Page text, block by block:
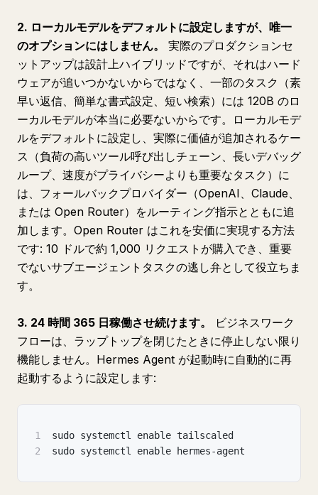
2. ローカルモデルをデフォルトに設定しますが、唯一
のオプションにはしません。
実際のプロダクションセ
ットアップは設計上ハイブリッドですが、それはハード
ウェアが追いつかないからではなく、一部のタスク（素
早い返信、簡単な書式設定、短い検索）には 120B のロ
ーカルモデルが本当に必要ないからです。ローカルモデ
ルをデフォルトに設定し、実際に価値が追加されるケー
ス（負荷の高いツール呼び出しチェーン、長いデバッグ
ループ、速度がプライバシーよりも重要なタスク）に
は、フォールバックプロバイダー（OpenAI、Claude、
または Open Router）をルーティング指示とともに追
加します。Open Router はこれを安価に実現する方法
です: 10 ドルで約 1,000 リクエストが購入でき、重要
でないサブエージェントタスクの逃し弁として役立ちま
す。
3. 24 時間 365 日稼働させ続けます。
ビジネスワーク
フローは、ラップトップを閉じたときに停止しない限り
機能しません。Hermes Agent が起動時に自動的に再
起動するように設定します:
1
sudo systemctl enable tailscaled
2
sudo systemctl enable hermes-agent